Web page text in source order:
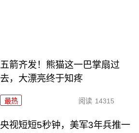
五箭齐发！熊猫这一巴掌扇过
去，大漂亮终于知疼
最热 阅读 14315
央视短短5秒钟，美军3年兵推一